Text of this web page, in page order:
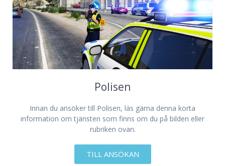
Polisen
Innan du ansöker till Polisen, läs gärna denna korta
information om tjänsten som finns om du på bilden eller
rubriken ovan.
TILL ANSÖKAN